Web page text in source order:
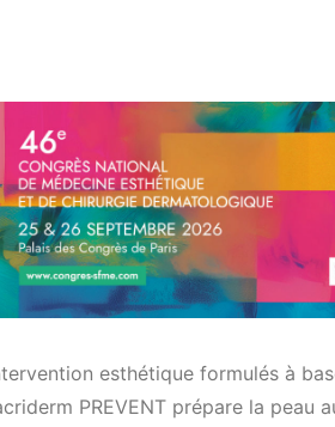
esthétique formulés à
PREVENT prépare la peau